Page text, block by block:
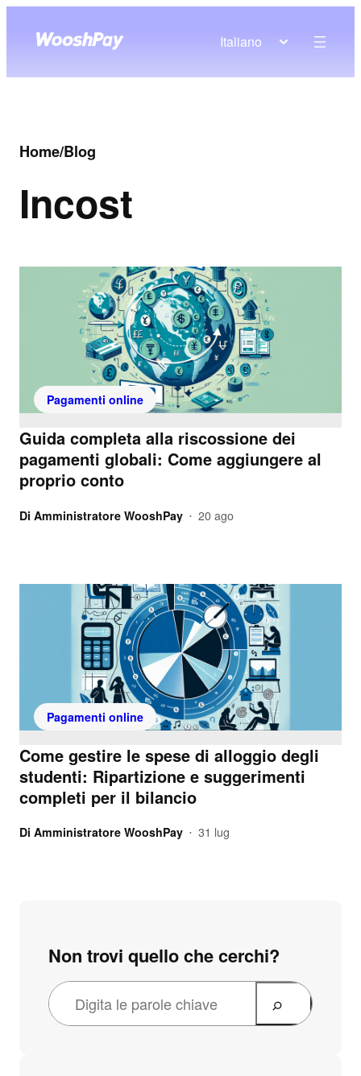
Italiano
Home/Blog
Incost
Pagamenti online
Guida completa alla riscossione dei
pagamenti globali: Come aggiungere al
proprio conto
Di Amministratore WooshPay • 20 ago
Pagamenti online
Come gestire le spese di alloggio degli
studenti: Ripartizione e suggerimenti
completi per il bilancio
Di Amministratore WooshPay • 31 lug
Non trovi quello che cerchi?